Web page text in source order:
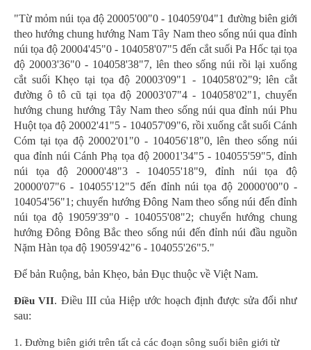
"Từ mỏm núi tọa độ 20005'00"0 - 104059'04"1 đường biên giới
theo hướng chung hướng Nam Tây Nam theo sống núi qua đỉnh
núi tọa độ 20004'45"0 - 104058'07"5 đến cắt suối Pa Hốc tại tọa
độ 20003'36"0 - 104058'38"7, lên theo sống núi rồi lại xuống
cắt suối Khẹo tại tọa độ 20003'09"1 - 104058'02"9; lên cắt
đường ô tô cũ tại tọa độ 20003'07"4 - 104058'02"1, chuyển
hướng chung hướng Tây Nam theo sống núi qua đỉnh núi Phu
Huột tọa độ 20002'41"5 - 104057'09"6, rồi xuống cắt suối Cánh
Cóm tại tọa độ 20002'01"0 - 104056'18"0, lên theo sống núi
qua đỉnh núi Cánh Phạ tọa độ 20001'34"5 - 104055'59"5, đỉnh
núi tọa độ 20000'48"3 - 104055'18"9, đỉnh núi tọa độ
20000'07"6 - 104055'12"5 đến đỉnh núi tọa độ 20000'00"0 -
104054'56"1; chuyển hướng Đông Nam theo sống núi đến đỉnh
núi tọa độ 19059'39"0 - 104055'08"2; chuyển hướng chung
hướng Đông Đông Bắc theo sống núi đến đỉnh núi đầu nguồn
Nặm Hàn tọa độ 19059'42"6 - 104055'26"5."
Để bản Ruộng, bản Khẹo, bản Đục thuộc về Việt Nam.
Điều VII. Điều III của Hiệp ước hoạch định được sửa đổi như
sau:
1. Đường biên giới trên tất cả các đoạn sông suối biên giới từ